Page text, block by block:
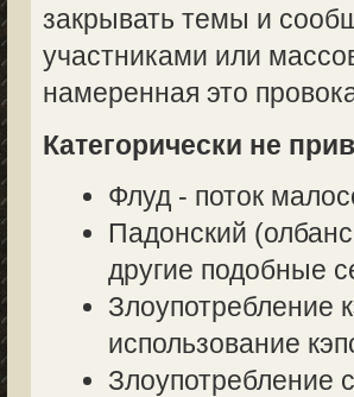
закрывать темы и
участниками или
намеренная это
Категорически не
Флуд - поток
Падонский
другие подобные
использование
Злоупотребление